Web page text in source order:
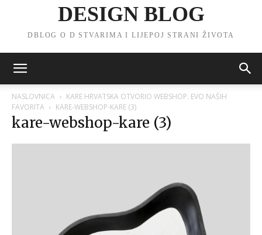
DESIGN BLOG
DBLOG O D STVARIMA I LIJEPOJ STRANI ŽIVOTA
NASLOVNICA
KARE HRVATSKA OTVORIO WEBSHOP. EVO NAŠIH
FAVORITA
KARE-WEBSHOP-KARE (3)
kare-webshop-kare (3)